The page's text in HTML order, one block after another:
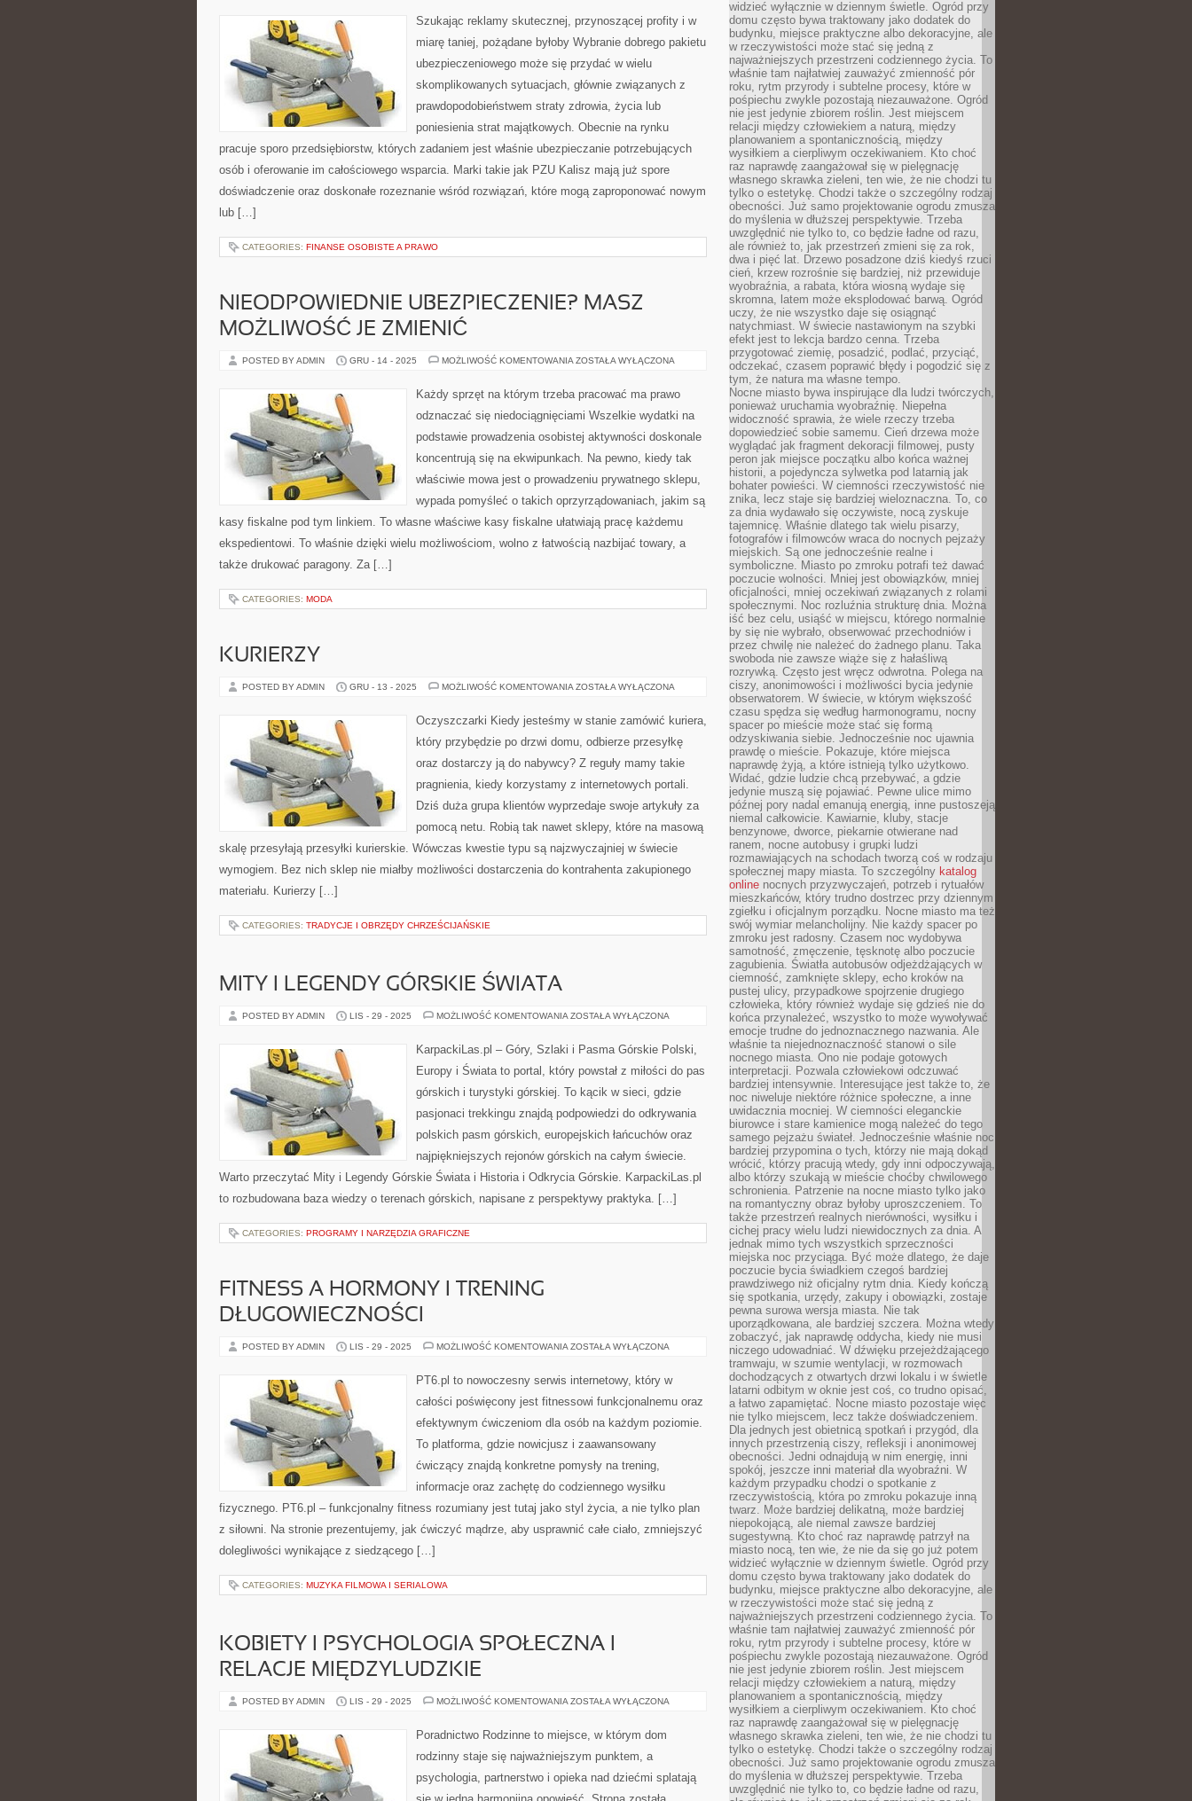
DO
SWOIM
PRODUKUJĄ
Szukając reklamy skutecznej, przynoszącej profity i w
miarę taniej, pożądane byłoby Wybranie dobrego pakietu
ubezpieczeniowego może się przydać w wielu
skomplikowanych sytuacjach, głównie związanych z
prawdopodobieństwem straty zdrowia, życia lub
poniesienia strat majątkowych. Obecnie na rynku
pracuje sporo przedsiębiorstw, których zadaniem jest właśnie ubezpieczanie potrzebujących
osób i oferowanie im całościowego wsparcia. Marki takie jak PZU Kalisz mają już spore
doświadczenie oraz doskonałe rozeznanie wśród rozwiązań, które mogą zaproponować nowym
lub […]
CATEGORIES: FINANSE OSOBISTE A PRAWO
NIEODPOWIEDNIE UBEZPIECZENIE? MASZ
MOŻLIWOŚĆ JE ZMIENIĆ
POSTED BY ADMIN GRU - 14 - 2025 MOŻLIWOŚĆ KOMENTOWANIA NIEODPOWIEDNIE
MOŻLIWOŚĆ
JE
ZOSTAŁA WYŁĄCZONA
Każdy sprzęt na którym trzeba pracować ma prawo
odznaczać się niedociągnięciami Wszelkie wydatki na
podstawie prowadzenia osobistej aktywności doskonale
koncentrują się na ekwipunkach. Na pewno, kiedy tak
właściwie mowa jest o prowadzeniu prywatnego sklepu,
wypada pomyśleć o takich oprzyrządowaniach, jakim są
kasy fiskalne pod tym linkiem. To własne właściwe kasy fiskalne ułatwiają pracę każdemu
ekspedientowi. To właśnie dzięki wielu możliwościom, wolno z łatwością nazbijać towary, a
także drukować paragony. Za […]
CATEGORIES: MODA
KURIERZY
POSTED BY ADMIN GRU - 13 - 2025 MOŻLIWOŚĆ KOMENTOWANIA KURIERZY
ZOSTAŁA WYŁĄCZONA
Oczyszczarki Kiedy jesteśmy w stanie zamówić kuriera,
który przybędzie po drzwi domu, odbierze przesyłkę
oraz dostarczy ją do nabywcy? Z reguły mamy takie
pragnienia, kiedy korzystamy z internetowych portali.
Dziś duża grupa klientów wyprzedaje swoje artykuły za
pomocą netu. Robią tak nawet sklepy, które na masową
skalę przesyłają przesyłki kurierskie. Wówczas kwestie typu są najzwyczajniej w świecie
wymogiem. Bez nich sklep nie miałby możliwości dostarczenia do kontrahenta zakupionego
materiału. Kurierzy […]
CATEGORIES: TRADYCJE I OBRZĘDY CHRZEŚCIJAŃSKIE
MITY I LEGENDY GÓRSKIE ŚWIATA
POSTED BY ADMIN LIS - 29 - 2025 MOŻLIWOŚĆ KOMENTOWANIA MITY
GÓRSKIE
ŚWIATA
ZOSTAŁA WYŁĄCZONA
KarpackiLas.pl – Góry, Szlaki i Pasma Górskie Polski,
Europy i Świata to portal, który powstał z miłości do pas
górskich i turystyki górskiej. To kącik w sieci, gdzie
pasjonaci trekkingu znajdą podpowiedzi do odkrywania
polskich pasm górskich, europejskich łańcuchów oraz
najpiękniejszych rejonów górskich na całym świecie.
Warto przeczytać Mity i Legendy Górskie Świata i Historia i Odkrycia Górskie. KarpackiLas.pl
to rozbudowana baza wiedzy o terenach górskich, napisane z perspektywy praktyka. […]
CATEGORIES: PROGRAMY I NARZĘDZIA GRAFICZNE
FITNESS A HORMONY I TRENING
DŁUGOWIECZNOŚCI
POSTED BY ADMIN LIS - 29 - 2025 MOŻLIWOŚĆ KOMENTOWANIA FITNESS
I
TRENING
ZOSTAŁA WYŁĄCZONA
PT6.pl to nowoczesny serwis internetowy, który w
całości poświęcony jest fitnessowi funkcjonalnemu oraz
efektywnym ćwiczeniom dla osób na każdym poziomie.
To platforma, gdzie nowicjusz i zaawansowany
ćwiczący znajdą konkretne pomysły na trening,
informacje oraz zachętę do codziennego wysiłku
fizycznego. PT6.pl – funkcjonalny fitness rozumiany jest tutaj jako styl życia, a nie tylko plan
z siłowni. Na stronie prezentujemy, jak ćwiczyć mądrze, aby usprawnić całe ciało, zmniejszyć
dolegliwości wynikające z siedzącego […]
CATEGORIES: MUZYKA FILMOWA I SERIALOWA
KOBIETY I PSYCHOLOGIA SPOŁECZNA I
RELACJE MIĘDZYLUDZKIE
POSTED BY ADMIN LIS - 29 - 2025 MOŻLIWOŚĆ KOMENTOWANIA KOBIETY
SPOŁECZNA
I
MIĘDZYLUDZKIE
ZOSTAŁA WYŁĄCZONA
Poradnictwo Rodzinne to miejsce, w którym dom
rodzinny staje się najważniejszym punktem, a
psychologia, partnerstwo i opieka nad dziećmi splatają
widzieć wyłącznie w dziennym świetle. Ogród przy
domu często bywa traktowany jako dodatek do
budynku, miejsce praktyczne albo dekoracyjne, ale
w rzeczywistości może stać się jedną z
najważniejszych przestrzeni codziennego życia. To
właśnie tam najłatwiej zauważyć zmienność pór
roku, rytm przyrody i subtelne procesy, które w
pośpiechu zwykle pozostają niezauważone. Ogród
nie jest jedynie zbiorem roślin. Jest miejscem
relacji między człowiekiem a naturą, między
planowaniem a spontanicznością, między
wysiłkiem a cierpliwym oczekiwaniem. Kto choć
raz naprawdę zaangażował się w pielęgnację
własnego skrawka zieleni, ten wie, że nie chodzi tu
tylko o estetykę. Chodzi także o szczególny rodzaj
obecności. Już samo projektowanie ogrodu zmusza
do myślenia w dłuższej perspektywie. Trzeba
uwzględnić nie tylko to, co będzie ładne od razu,
ale również to, jak przestrzeń zmieni się za rok,
dwa i pięć lat. Drzewo posadzone dziś kiedyś rzuci
cień, krzew rozrośnie się bardziej, niż przewiduje
wyobraźnia, a rabata, która wiosną wydaje się
skromna, latem może eksplodować barwą. Ogród
uczy, że nie wszystko daje się osiągnąć
natychmiast. W świecie nastawionym na szybki
efekt jest to lekcja bardzo cenna. Trzeba
przygotować ziemię, posadzić, podlać, przyciąć,
odczekać, czasem poprawić błędy i pogodzić się z
tym, że natura ma własne tempo.
Nocne miasto bywa inspirujące dla ludzi twórczych,
ponieważ uruchamia wyobraźnię. Niepełna
widoczność sprawia, że wiele rzeczy trzeba
dopowiedzieć sobie samemu. Cień drzewa może
wyglądać jak fragment dekoracji filmowej, pusty
peron jak miejsce początku albo końca ważnej
historii, a pojedyncza sylwetka pod latarnią jak
bohater powieści. W ciemności rzeczywistość nie
znika, lecz staje się bardziej wieloznaczna. To, co
za dnia wydawało się oczywiste, nocą zyskuje
tajemnicę. Właśnie dlatego tak wielu pisarzy,
fotografów i filmowców wraca do nocnych pejzaży
miejskich. Są one jednocześnie realne i
symboliczne. Miasto po zmroku potrafi też dawać
poczucie wolności. Mniej jest obowiązków, mniej
oficjalności, mniej oczekiwań związanych z rolami
społecznymi. Noc rozluźnia strukturę dnia. Można
iść bez celu, usiąść w miejscu, którego normalnie
by się nie wybrało, obserwować przechodniów i
przez chwilę nie należeć do żadnego planu. Taka
swoboda nie zawsze wiąże się z hałaśliwą
rozrywką. Często jest wręcz odwrotna. Polega na
ciszy, anonimowości i możliwości bycia jedynie
obserwatorem. W świecie, w którym większość
czasu spędza się według harmonogramu, nocny
spacer po mieście może stać się formą
odzyskiwania siebie. Jednocześnie noc ujawnia
prawdę o mieście. Pokazuje, które miejsca
naprawdę żyją, a które istnieją tylko użytkowo.
Widać, gdzie ludzie chcą przebywać, a gdzie
jedynie muszą się pojawiać. Pewne ulice mimo
późnej pory nadal emanują energią, inne pustoszeją
niemal całkowicie. Kawiarnie, kluby, stacje
benzynowe, dworce, piekarnie otwierane nad
ranem, nocne autobusy i grupki ludzi
rozmawiających na schodach tworzą coś w rodzaju
społecznej mapy miasta. To szczególny katalog
online nocnych przyzwyczajeń, potrzeb i rytuałów
mieszkańców, który trudno dostrzec przy dziennym
zgiełku i oficjalnym porządku. Nocne miasto ma też
swój wymiar melancholijny. Nie każdy spacer po
zmroku jest radosny. Czasem noc wydobywa
samotność, zmęczenie, tęsknotę albo poczucie
zagubienia. Światła autobusów odjeżdżających w
ciemność, zamknięte sklepy, echo kroków na
pustej ulicy, przypadkowe spojrzenie drugiego
człowieka, który również wydaje się gdzieś nie do
końca przynależeć, wszystko to może wywoływać
emocje trudne do jednoznacznego nazwania. Ale
właśnie ta niejednoznaczność stanowi o sile
nocnego miasta. Ono nie podaje gotowych
interpretacji. Pozwala człowiekowi odczuwać
bardziej intensywnie. Interesujące jest także to, że
noc niweluje niektóre różnice społeczne, a inne
uwidacznia mocniej. W ciemności eleganckie
biurowce i stare kamienice mogą należeć do tego
samego pejzażu świateł. Jednocześnie właśnie noc
bardziej przypomina o tych, którzy nie mają dokąd
wrócić, którzy pracują wtedy, gdy inni odpoczywają,
albo którzy szukają w mieście choćby chwilowego
schronienia. Patrzenie na nocne miasto tylko jako
na romantyczny obraz byłoby uproszczeniem. To
także przestrzeń realnych nierówności, wysiłku i
cichej pracy wielu ludzi niewidocznych za dnia. A
jednak mimo tych wszystkich sprzeczności
miejska noc przyciąga. Być może dlatego, że daje
poczucie bycia świadkiem czegoś bardziej
prawdziwego niż oficjalny rytm dnia. Kiedy kończą
się spotkania, urzędy, zakupy i obowiązki, zostaje
pewna surowa wersja miasta. Nie tak
uporządkowana, ale bardziej szczera. Można wtedy
zobaczyć, jak naprawdę oddycha, kiedy nie musi
niczego udowadniać. W dźwięku przejeżdżającego
tramwaju, w szumie wentylacji, w rozmowach
dochodzących z otwartych drzwi lokalu i w świetle
latarni odbitym w oknie jest coś, co trudno opisać,
a łatwo zapamiętać. Nocne miasto pozostaje więc
nie tylko miejscem, lecz także doświadczeniem.
Dla jednych jest obietnicą spotkań i przygód, dla
innych przestrzenią ciszy, refleksji i anonimowej
obecności. Jedni odnajdują w nim energię, inni
spokój, jeszcze inni materiał dla wyobraźni. W
każdym przypadku chodzi o spotkanie z
rzeczywistością, która po zmroku pokazuje inną
twarz. Może bardziej delikatną, może bardziej
niepokojącą, ale niemal zawsze bardziej
sugestywną. Kto choć raz naprawdę patrzył na
miasto nocą, ten wie, że nie da się go już potem
widzieć wyłącznie w dziennym świetle. Ogród przy
domu często bywa traktowany jako dodatek do
budynku, miejsce praktyczne albo dekoracyjne, ale
w rzeczywistości może stać się jedną z
najważniejszych przestrzeni codziennego życia. To
właśnie tam najłatwiej zauważyć zmienność pór
roku, rytm przyrody i subtelne procesy, które w
pośpiechu zwykle pozostają niezauważone. Ogród
nie jest jedynie zbiorem roślin. Jest miejscem
relacji między człowiekiem a naturą, między
planowaniem a spontanicznością, między
wysiłkiem a cierpliwym oczekiwaniem. Kto choć
raz naprawdę zaangażował się w pielęgnację
własnego skrawka zieleni, ten wie, że nie chodzi tu
tylko o estetykę. Chodzi także o szczególny rodzaj
obecności. Już samo projektowanie ogrodu zmusza
do myślenia w dłuższej perspektywie. Trzeba
uwzględnić nie tylko to, co będzie ładne od razu,